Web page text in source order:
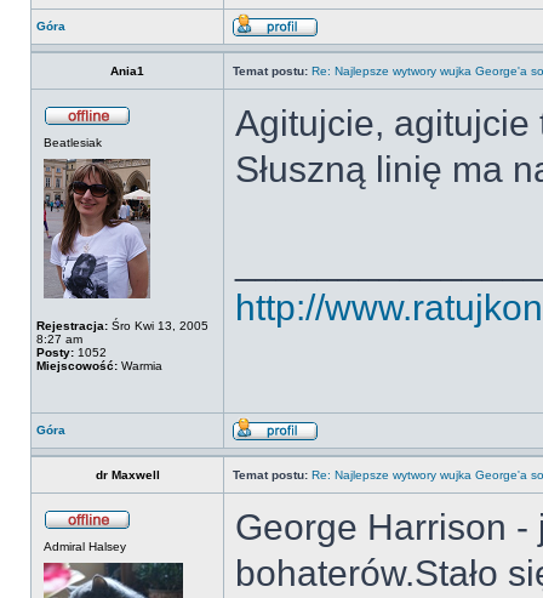
Góra
Ania1 Temat postu: Re: Najlepsze wytwory wujka George'a
Beatlesiak
Rejestracja: Śro Kwi 13, 2005
8:27 am
Posty: 1052
Miejscowość: Warmia
Agitujcie,
Słuszną linię ma
http://
Góra
dr Maxwell Temat postu: Re: Najlepsze wytwory wujka George'a
Admiral Halsey
George Harrison
bohaterów.Stało